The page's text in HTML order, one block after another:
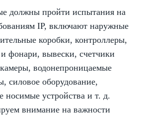
должны пройти испытания на
IP, включают наружные
коробки, контроллеры,
фонари, вывески, счетчики
водонепроницаемые
силовое оборудование,
носимые устройства и т. д.
внимание на важности